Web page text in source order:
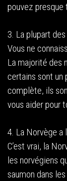
pouvez
3. La plupart
Vous ne
La majorité des
certains sont un
complète, ils
vous aider pour
4. La Norvège a
C’est vrai, la
les norvégiens
saumon dans